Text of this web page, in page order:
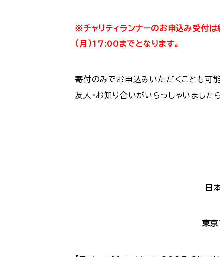
※チャリティランナーのお申込み受付
（月）17:00までとなります。
寄付のみでお申込みいただくことも可
友人・お知り合いがいらっしゃいました
日
東